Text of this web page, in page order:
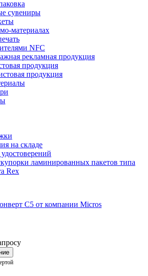
сувениры
материалах
NFC
рекламная продукция
продукция
продукция
на складе
ламинированных пакетов типа
Rex